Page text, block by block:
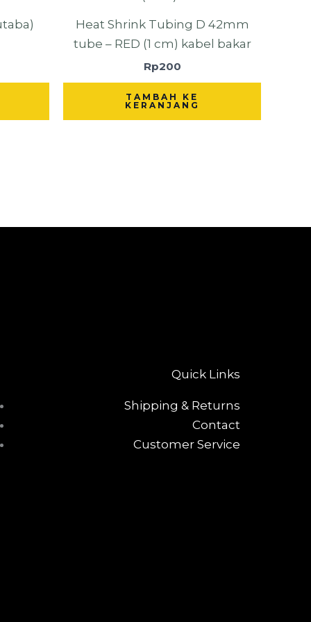
Heat Shrink Tubing D 42mm
tube – RED (1 cm) kabel bakar
Rp200
TAMBAH KE
KERANJANG
Quick Links
Shipping & Returns
Contact
Customer Service